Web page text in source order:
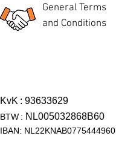
General Terms
and Conditions
KvK : 93633629
BTW : NL005032868B60
IBAN: NL22KNAB0775444960